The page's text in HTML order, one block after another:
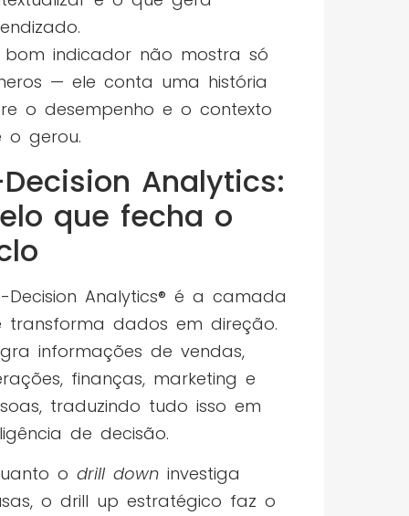
bom indicador não mostra só
— ele conta uma história
o desempenho e o contexto
o gerou.
Analytics:
que fecha o
Decision Analytics® é a camada
transforma dados em direção.
informações de vendas,
finanças, marketing e
traduzindo tudo isso em
de decisão.
o drill down investiga
o drill up estratégico faz o